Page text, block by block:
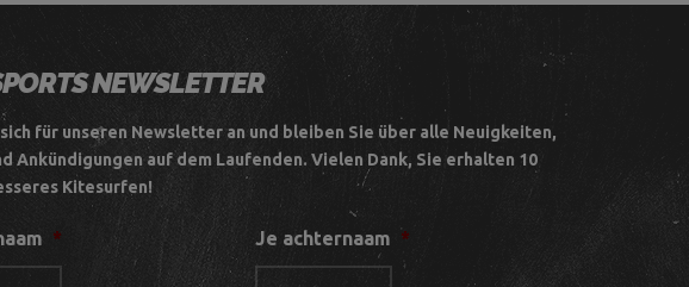
NEWSLETTER
für unseren Newsletter an und bleiben Sie über alle Neuigkeiten,
Ankündigungen auf dem Laufenden. Vielen Dank, Sie erhalten 10
Kitesurfen!
* Je achternaam *